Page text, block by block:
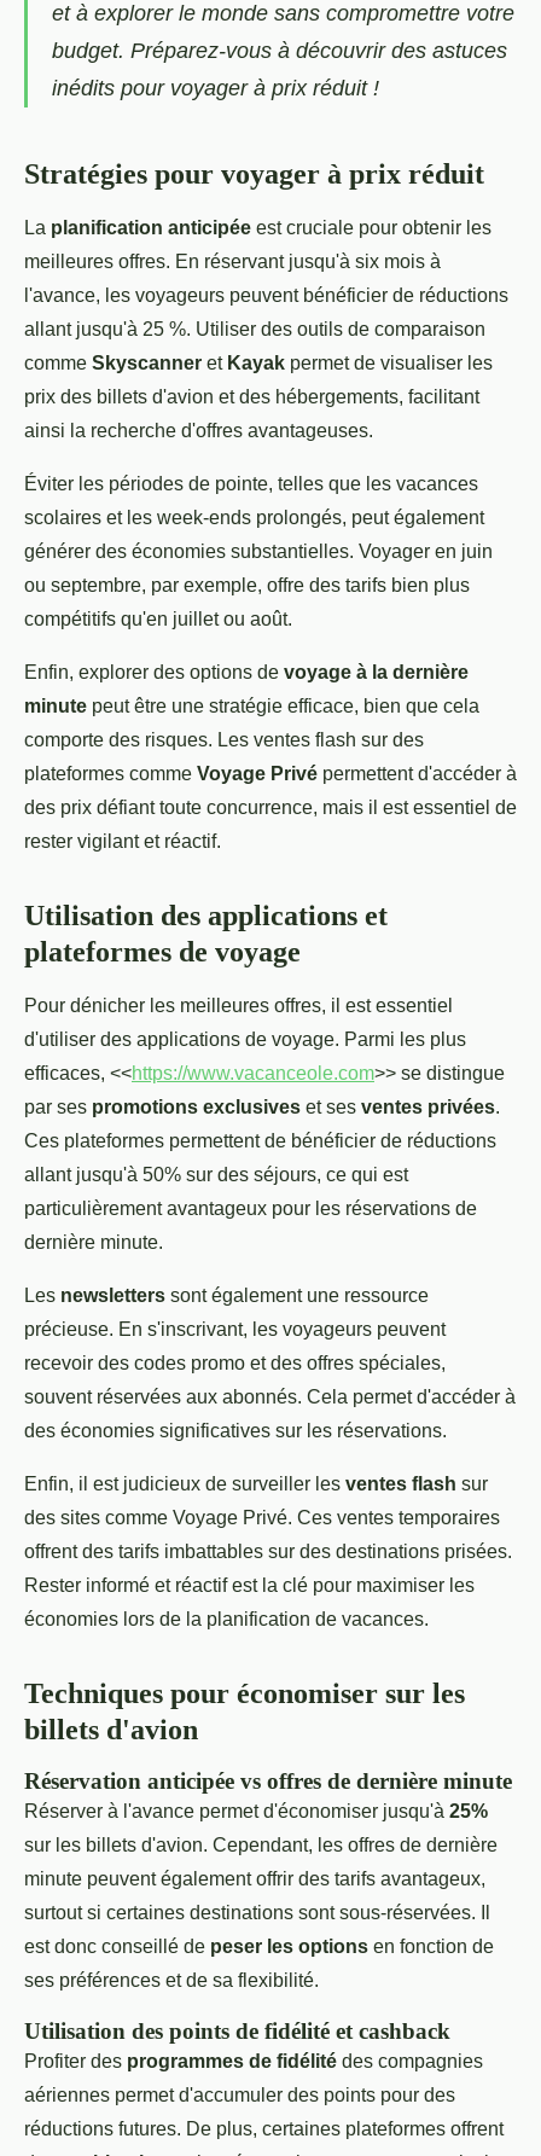
et à explorer le monde sans compromettre votre
budget. Préparez-vous à découvrir des astuces
inédits pour voyager à prix réduit !
Stratégies pour voyager à prix réduit
La planification anticipée est cruciale pour obtenir les
meilleures offres. En réservant jusqu'à six mois à
l'avance, les voyageurs peuvent bénéficier de réductions
allant jusqu'à 25 %. Utiliser des outils de comparaison
comme Skyscanner et Kayak permet de visualiser les
prix des billets d'avion et des hébergements, facilitant
ainsi la recherche d'offres avantageuses.
Éviter les périodes de pointe, telles que les vacances
scolaires et les week-ends prolongés, peut également
générer des économies substantielles. Voyager en juin
ou septembre, par exemple, offre des tarifs bien plus
compétitifs qu'en juillet ou août.
Enfin, explorer des options de voyage à la dernière
minute peut être une stratégie efficace, bien que cela
comporte des risques. Les ventes flash sur des
plateformes comme Voyage Privé permettent d'accéder à
des prix défiant toute concurrence, mais il est essentiel de
rester vigilant et réactif.
Utilisation des applications et
plateformes de voyage
Pour dénicher les meilleures offres, il est essentiel
d'utiliser des applications de voyage. Parmi les plus
efficaces, <<https://www.vacanceole.com>> se distingue
par ses promotions exclusives et ses ventes privées.
Ces plateformes permettent de bénéficier de réductions
allant jusqu'à 50% sur des séjours, ce qui est
particulièrement avantageux pour les réservations de
dernière minute.
Les newsletters sont également une ressource
précieuse. En s'inscrivant, les voyageurs peuvent
recevoir des codes promo et des offres spéciales,
souvent réservées aux abonnés. Cela permet d'accéder à
des économies significatives sur les réservations.
Enfin, il est judicieux de surveiller les ventes flash sur
des sites comme Voyage Privé. Ces ventes temporaires
offrent des tarifs imbattables sur des destinations prisées.
Rester informé et réactif est la clé pour maximiser les
économies lors de la planification de vacances.
Techniques pour économiser sur les
billets d'avion
Réservation anticipée vs offres de dernière minute
Réserver à l'avance permet d'économiser jusqu'à 25%
sur les billets d'avion. Cependant, les offres de dernière
minute peuvent également offrir des tarifs avantageux,
surtout si certaines destinations sont sous-réservées. Il
est donc conseillé de peser les options en fonction de
ses préférences et de sa flexibilité.
Utilisation des points de fidélité et cashback
Profiter des programmes de fidélité des compagnies
aériennes permet d'accumuler des points pour des
réductions futures. De plus, certaines plateformes offrent